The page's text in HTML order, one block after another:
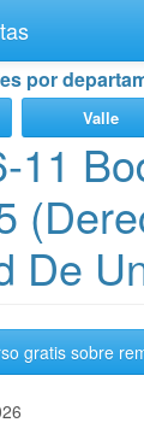
por
Valle
11
De
gratis sobre